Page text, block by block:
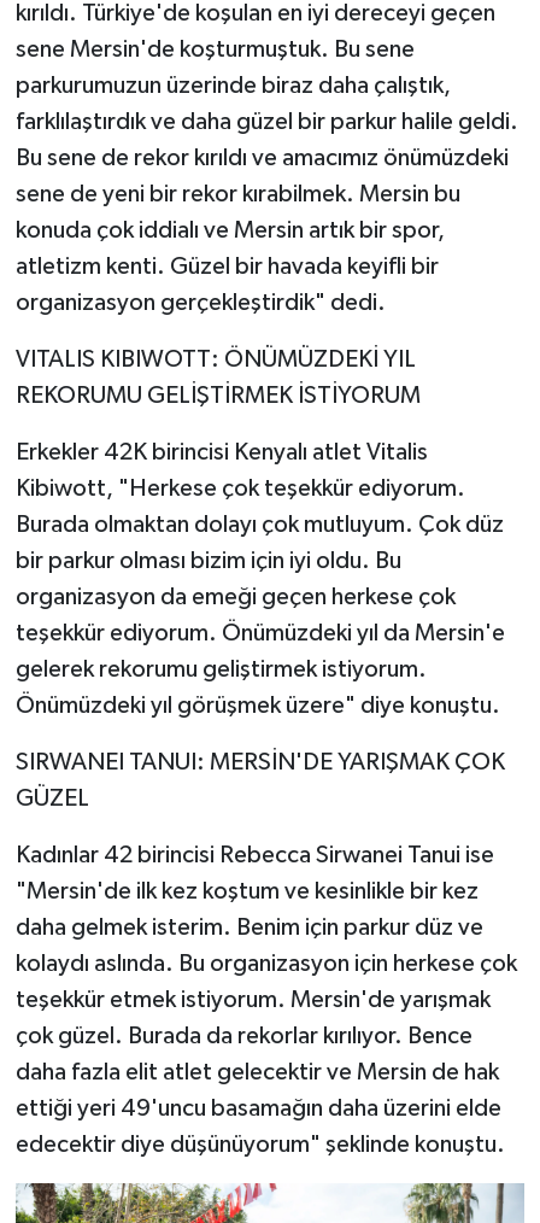
kırıldı. Türkiye'de koşulan en iyi dereceyi geçen
sene Mersin'de koşturmuştuk. Bu sene
parkurumuzun üzerinde biraz daha çalıştık,
farklılaştırdık ve daha güzel bir parkur halile geldi.
Bu sene de rekor kırıldı ve amacımız önümüzdeki
sene de yeni bir rekor kırabilmek. Mersin bu
konuda çok iddialı ve Mersin artık bir spor,
atletizm kenti. Güzel bir havada keyifli bir
organizasyon gerçekleştirdik" dedi.
VITALIS KIBIWOTT: ÖNÜMÜZDEKİ YIL
REKORUMU GELİŞTİRMEK İSTİYORUM
Erkekler 42K birincisi Kenyalı atlet Vitalis
Kibiwott, "Herkese çok teşekkür ediyorum.
Burada olmaktan dolayı çok mutluyum. Çok düz
bir parkur olması bizim için iyi oldu. Bu
organizasyon da emeği geçen herkese çok
teşekkür ediyorum. Önümüzdeki yıl da Mersin'e
gelerek rekorumu geliştirmek istiyorum.
Önümüzdeki yıl görüşmek üzere" diye konuştu.
SIRWANEI TANUI: MERSİN'DE YARIŞMAK ÇOK
GÜZEL
Kadınlar 42 birincisi Rebecca Sirwanei Tanui ise
"Mersin'de ilk kez koştum ve kesinlikle bir kez
daha gelmek isterim. Benim için parkur düz ve
kolaydı aslında. Bu organizasyon için herkese çok
teşekkür etmek istiyorum. Mersin'de yarışmak
çok güzel. Burada da rekorlar kırılıyor. Bence
daha fazla elit atlet gelecektir ve Mersin de hak
ettiği yeri 49'uncu basamağın daha üzerini elde
edecektir diye düşünüyorum" şeklinde konuştu.